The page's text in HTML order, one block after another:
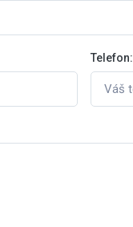
Telefon: